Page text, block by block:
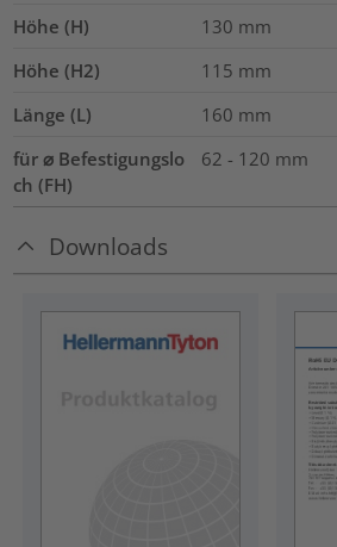
Höhe (H) 130 mm
Höhe (H2)
115 mm
Länge (L)
160 mm
für ⌀ Befestigungslo
ch (FH)
62 - 120 mm
Downloads